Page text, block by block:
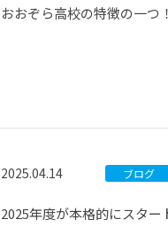
おおぞら高校の特徴の一つ
2025.04.14 ブログ
2025年度が本格的にスタ